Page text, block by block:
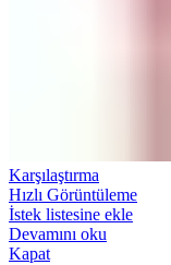
Karşılaştırma
Hızlı Görüntüleme
İstek listesine ekle
Devamını oku
Kapat